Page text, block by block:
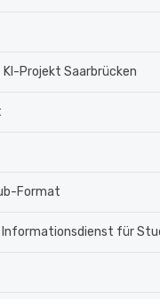
Projekt Saarbrücken
Format
Informationsdienst für